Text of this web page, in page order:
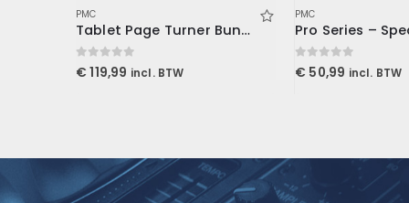
PMC
Tablet Page Turner Bundle
0out of 5
€ 119,99 incl. BTW
PMC
0out of 5
€ 50,99 incl. BTW